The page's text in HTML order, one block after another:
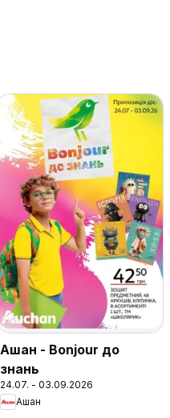
Ашан - Bonjour до
знань
24.07. - 03.09.2026
Ашан